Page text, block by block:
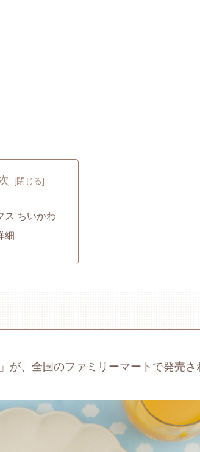
ス ちいかわ
細
、全国のファミリーマートで発売さ